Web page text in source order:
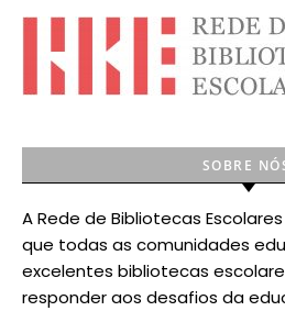
SOBRE
A Rede de Bibliotecas
que todas as comunidades
excelentes bibliotecas
responder aos desafios da